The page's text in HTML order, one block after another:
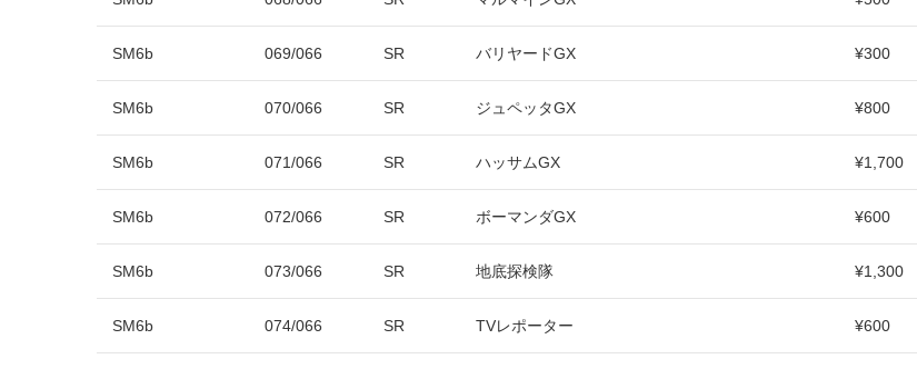
SM6b 069/066 SR バリヤードGX ¥300
SM6b 070/066 SR ジュペッタGX ¥800
SM6b 071/066 SR ハッサムGX ¥1,700
SM6b 072/066 SR ボーマンダGX ¥600
SM6b 073/066 SR 地底探検隊 ¥1,300
SM6b 074/066 SR TVレポーター ¥600